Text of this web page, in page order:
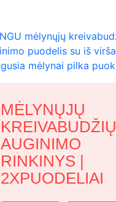
MĖLYNŲJŲ
KREIVABUDŽIŲ
AUGINIMO
RINKINYS |
2XPUODELIAI